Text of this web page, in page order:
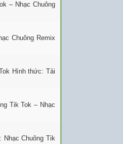
– Nhạc Chuông
Chuông Remix
Hình thức: Tải
Tik Tok – Nhạc
Nhạc Chuông Tik